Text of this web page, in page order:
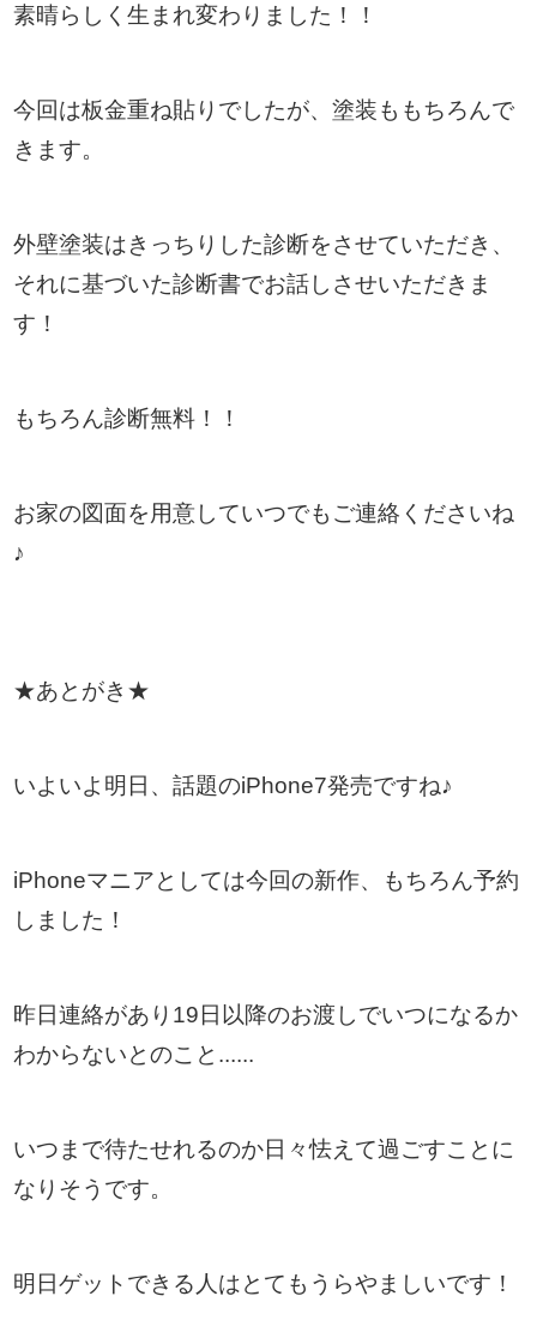
素晴らしく生まれ変わりました！！
今回は板金重ね貼りでしたが、塗装ももちろんで
きます。
外壁塗装はきっちりした診断をさせていただき、
それに基づいた診断書でお話しさせいただきま
す！
もちろん診断無料！！
お家の図面を用意していつでもご連絡くださいね
♪
★あとがき★
いよいよ明日、話題のiPhone7発売ですね♪
iPhoneマニアとしては今回の新作、もちろん予約
しました！
昨日連絡があり19日以降のお渡しでいつになるか
わからないとのこと......
いつまで待たせれるのか日々怯えて過ごすことに
なりそうです。
明日ゲットできる人はとてもうらやましいです！